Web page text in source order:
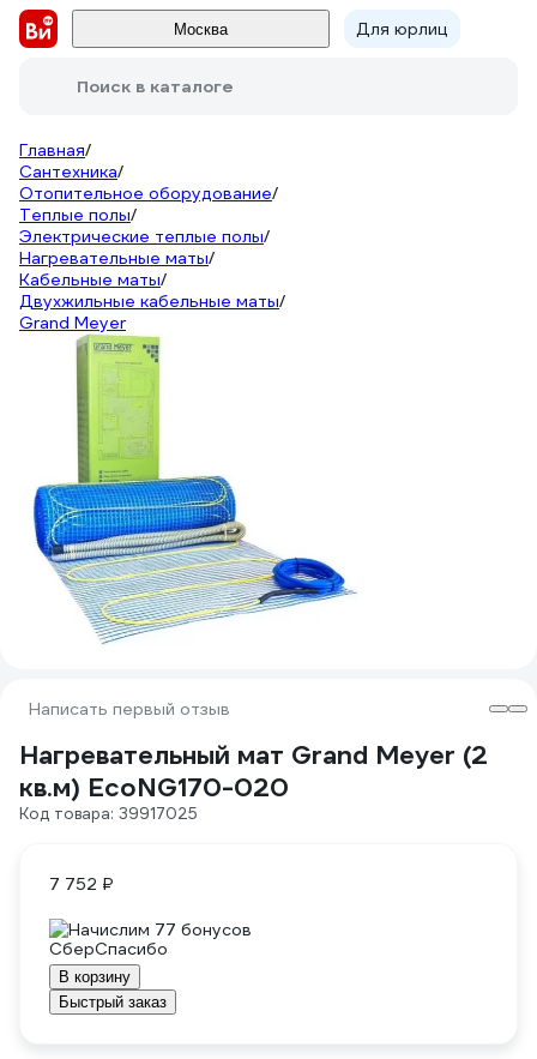
Москва Для юрлиц
Поиск в каталоге
Главная/
Сантехника/
Отопительное оборудование/
Теплые полы/
Электрические теплые полы/
Нагревательные маты/
Кабельные маты/
Двухжильные кабельные маты/
Grand Meyer
Написать первый отзыв
Нагревательный мат Grand Meyer (2
кв.м) EcoNG170-020
Код товара: 39917025
7 752 ₽
Начислим 77 бонусов
В корзину
Быстрый заказ